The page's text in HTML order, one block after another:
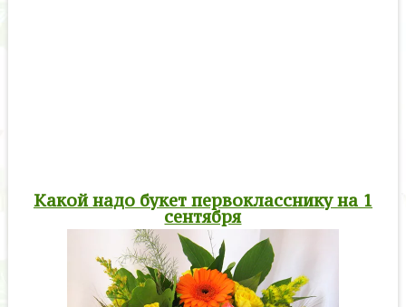
Какой надо букет первокласснику на 1
сентября